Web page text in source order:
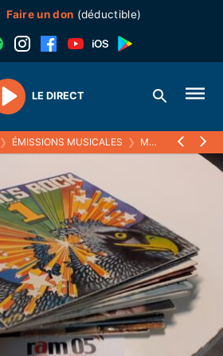
Faire un don (déductible)
Play
LE DIRECT
❯ ÉMISSIONS MUSICALES ❯ MELTIN' PAT ❯